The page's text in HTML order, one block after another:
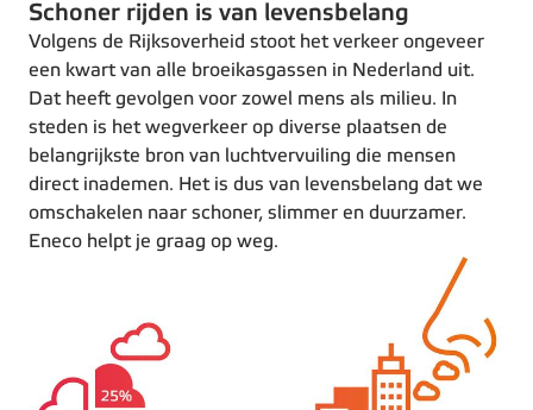
Schoner rijden is van levensbelang
Volgens de Rijksoverheid stoot het verkeer ongeveer
een kwart van alle broeikasgassen in Nederland uit.
Dat heeft gevolgen voor zowel mens als milieu. In
steden is het wegverkeer op diverse plaatsen de
belangrijkste bron van luchtvervuiling die mensen
direct inademen. Het is dus van levensbelang dat we
omschakelen naar schoner, slimmer en duurzamer.
Eneco helpt je graag op weg.